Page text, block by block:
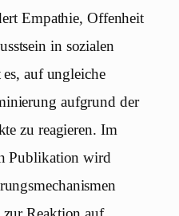
Empathie, Offenheit
in sozialen
auf ungleiche
aufgrund der
zu reagieren. Im
Publikation wird